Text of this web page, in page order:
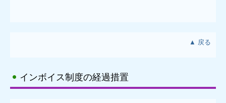
▲ 戻る
インボイス制度の経過措置